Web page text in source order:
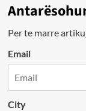
Per te marre
Email
City